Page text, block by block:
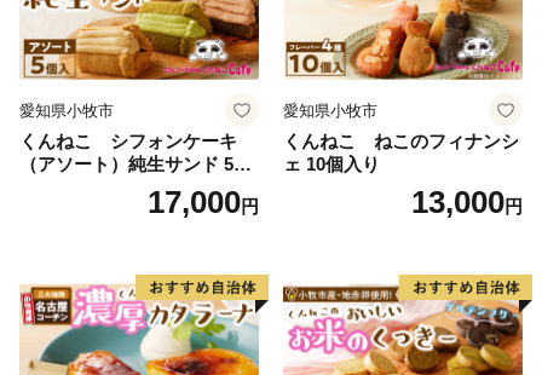
います。
「地酒」
美味しい米と綺麗な水で丁寧に造られた、「〆張鶴」や
「大洋盛」は、すっきりとした口当たりながら、深いコ
クを持つ淡麗旨口を極めた日本酒です。
北限の茶処と呼ばれる茶畑で、厳しい冬を超えて育てら
れた「村上茶」は、雪国ならではの豊潤で、まろやかな
風味が特徴です。
愛知県小牧市
くんねこ シフォンケーキ
（アソート）純生サンド 5個
17,000円
愛知県小牧市
くんねこ ねこのフィナンシ
ェ 10個入り
13,000円